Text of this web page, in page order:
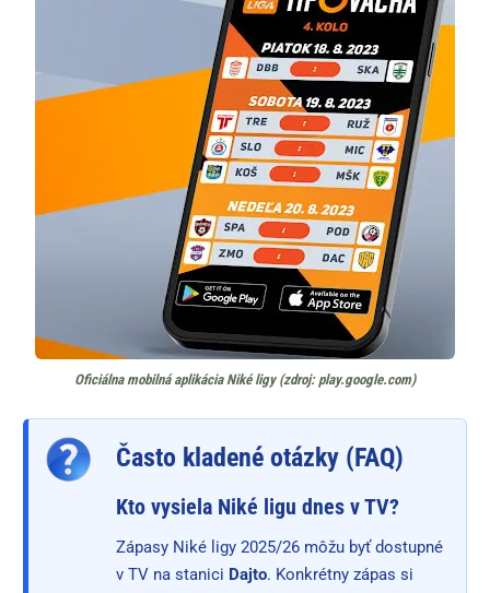
Oficiálna mobilná aplikácia Niké ligy (zdroj: play.google.com)
Často kladené otázky (FAQ)
Kto vysiela Niké ligu dnes v TV?
Zápasy Niké ligy 2025/26 môžu byť dostupné
v TV na stanici Dajto. Konkrétny zápas si